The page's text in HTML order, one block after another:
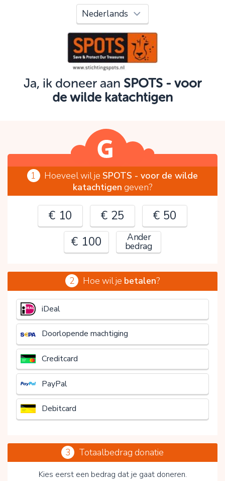
Ja, ik doneer aan SPOTS - voor
de wilde katachtigen
1 Hoeveel wil je SPOTS - voor de wilde
katachtigen geven?
€ 10 € 25
€ 50
€ 100
Ander
bedrag
€
2 Hoe wil je betalen?
iDeal
Doorlopende machtiging
Creditcard
PayPal
Debitcard
3 Totaalbedrag donatie
Kies eerst een bedrag dat je gaat doneren.
Oeps!
Je kunt nog niet verder vanwege:
Controleer en verbeter je invoer en probeer het
OK